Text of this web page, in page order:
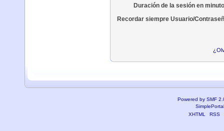
Duración de la sesión en
Recordar siempre Usuario/
Powered by SMF
XHTML
RSS